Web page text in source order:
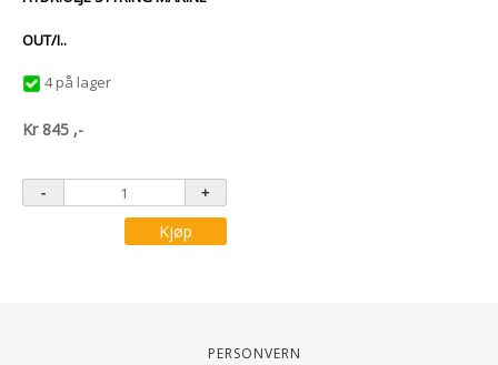
OUT/I..
4 på lager
Kr 845 ,-
Kjøp
Personvern